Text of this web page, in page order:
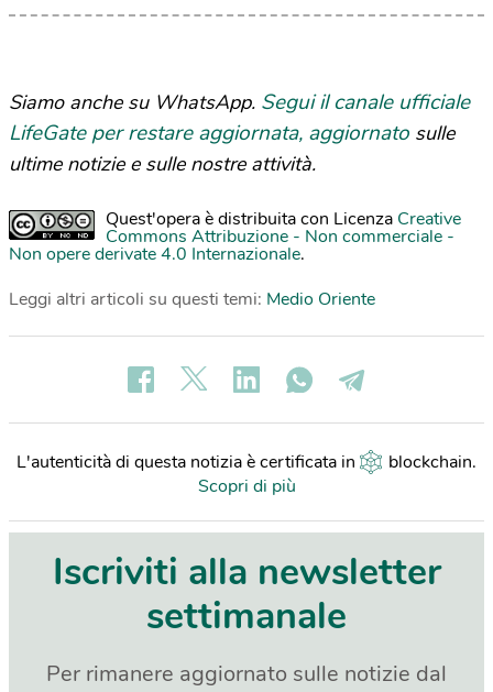
Siamo anche su WhatsApp. Segui il canale ufficiale
LifeGate per restare aggiornata, aggiornato sulle
ultime notizie e sulle nostre attività.
Quest'opera è distribuita con Licenza Creative
Commons Attribuzione - Non commerciale -
Non opere derivate 4.0 Internazionale.
Leggi altri articoli su questi temi: Medio Oriente
L'autenticità di questa notizia è certificata in blockchain.
Scopri di più
Iscriviti alla newsletter
settimanale
Per rimanere aggiornato sulle notizie dal